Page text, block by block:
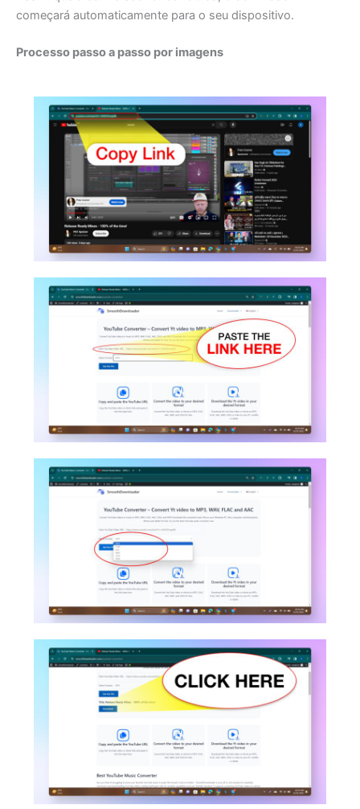
começará automaticamente para o seu dispositivo.
Processo passo a passo por imagens